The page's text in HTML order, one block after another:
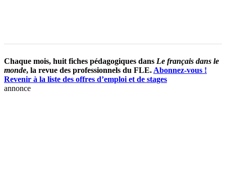
Chaque mois, huit fiches pédagogiques dans Le français dans le
monde, la revue des professionnels du FLE. Abonnez-vous !
Revenir à la liste des offres d’emploi et de stages
annonce